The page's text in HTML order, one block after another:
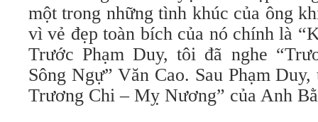
một trong những tình khúc của ông
vì vẻ đẹp toàn bích của nó chính là
Trước Phạm Duy, tôi đã nghe
Sông Ngự” Văn Cao. Sau Phạm
Trương Chi – Mỵ Nương” của Anh